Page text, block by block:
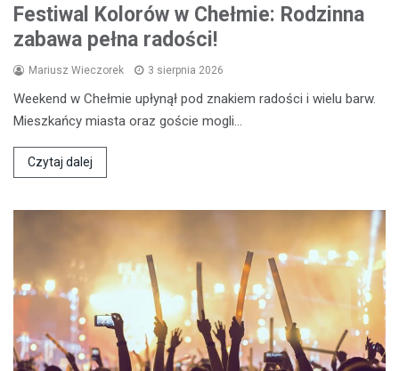
Festiwal Kolorów w Chełmie: Rodzinna
zabawa pełna radości!
Mariusz Wieczorek 3 sierpnia 2026
Weekend w Chełmie upłynął pod znakiem radości i wielu barw.
Mieszkańcy miasta oraz goście mogli…
Czytaj dalej